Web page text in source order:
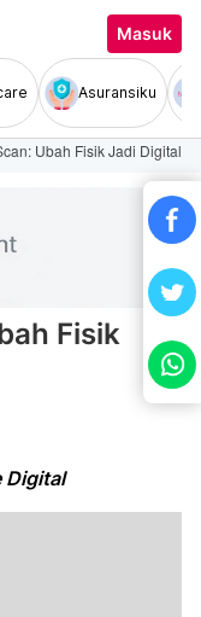
Masuk
Asuransiku
Ubah Fisik Jadi Digital
Fisik
Digital